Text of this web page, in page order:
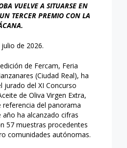
VUELVE A SITUARSE EN
TERCER PREMIO CON LA
de 2026.
de Fercam, Feria
(Ciudad Real), ha
jurado del XI Concurso
de Oliva Virgen Extra,
del panorama
ha alcanzado cifras
57 muestras procedentes
comunidades autónomas.